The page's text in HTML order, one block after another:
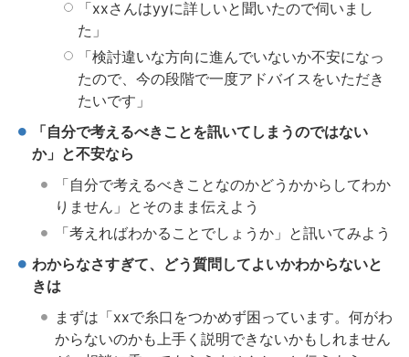
「xxさんはyyに詳しいと聞いたので伺いまし
た」
「検討違いな方向に進んでいないか不安になっ
たので、今の段階で一度アドバイスをいただき
たいです」
「自分で考えるべきことを訊いてしまうのではない
か」と不安なら
「自分で考えるべきことなのかどうかからしてわか
りません」とそのまま伝えよう
「考えればわかることでしょうか」と訊いてみよう
わからなさすぎて、どう質問してよいかわからないと
きは
まずは「xxで糸口をつかめず困っています。何がわ
からないのかも上手く説明できないかもしれません